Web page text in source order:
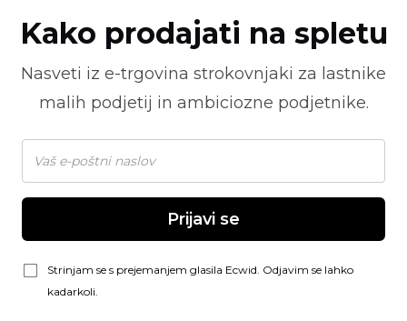
Kako prodajati na spletu
Nasveti iz e-trgovina strokovnjaki za lastnike
malih podjetij in ambiciozne podjetnike.
Prijavi se
Strinjam se s prejemanjem glasila Ecwid. Odjavim se lahko
kadarkoli.